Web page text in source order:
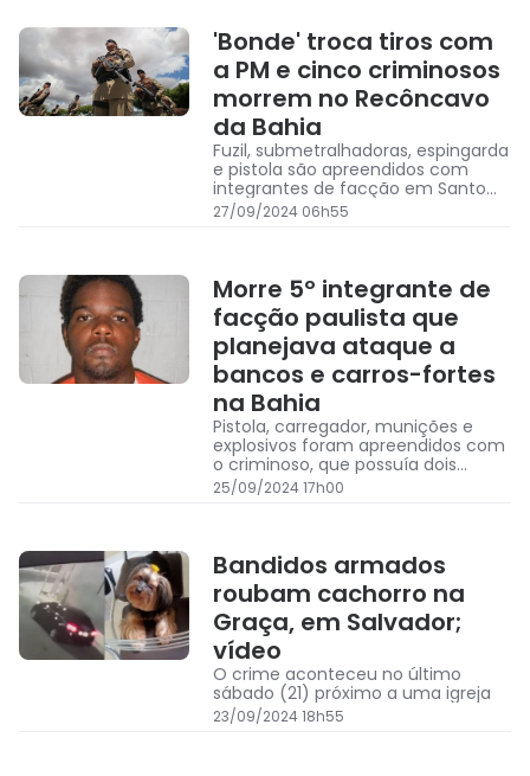
'Bonde' troca tiros com
a PM e cinco criminosos
morrem no Recôncavo
da Bahia
Fuzil, submetralhadoras, espingarda
e pistola são apreendidos com
integrantes de facção em Santo
Amaro
27/09/2024 06h55
Morre 5º integrante de
facção paulista que
planejava ataque a
bancos e carros-fortes
na Bahia
Pistola, carregador, munições e
explosivos foram apreendidos com
o criminoso, que possuía dois
mandados de prisão
25/09/2024 17h00
Bandidos armados
roubam cachorro na
Graça, em Salvador;
vídeo
O crime aconteceu no último
sábado (21) próximo a uma igreja
23/09/2024 18h55